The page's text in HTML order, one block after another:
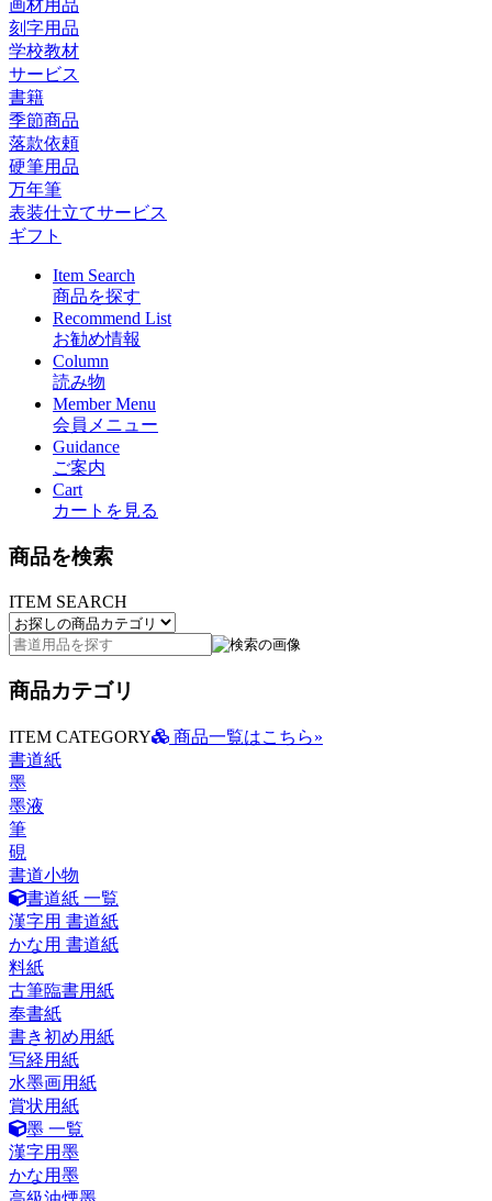
画材用品
刻字用品
学校教材
サービス
書籍
季節商品
落款依頼
硬筆用品
万年筆
表装仕立てサービス
ギフト
Item Search
商品を探す
Recommend List
お勧め情報
Column
読み物
Member Menu
会員メニュー
Guidance
ご案内
Cart
カートを見る
商品を検索
ITEM SEARCH
商品カテゴリ
ITEM CATEGORY
商品一覧はこちら»
書道紙
墨
墨液
筆
硯
書道小物
書道紙 一覧
漢字用 書道紙
かな用 書道紙
料紙
古筆臨書用紙
奉書紙
書き初め用紙
写経用紙
水墨画用紙
賞状用紙
墨 一覧
漢字用墨
かな用墨